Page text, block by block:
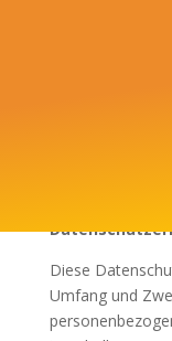
Diese
Umfang und